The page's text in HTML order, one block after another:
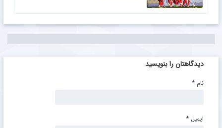
دیدگاهتان را بنویسید
نام *
ایمیل *